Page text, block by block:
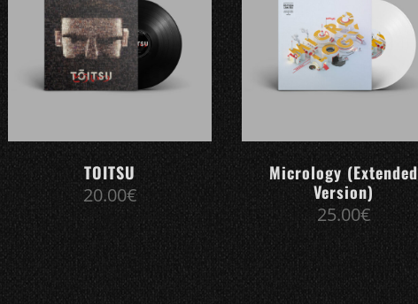
TOITSU
20.00€
Micrology (Extended
Version)
25.00€